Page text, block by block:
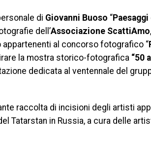
di Giovanni Buoso “
dell’Associazione ScattiAmo
al concorso fotografico “
la mostra storico-fotografica “50
dedicata al ventennale del
raccolta di incisioni degli artisti
Tatarstan in Russia, a cura delle